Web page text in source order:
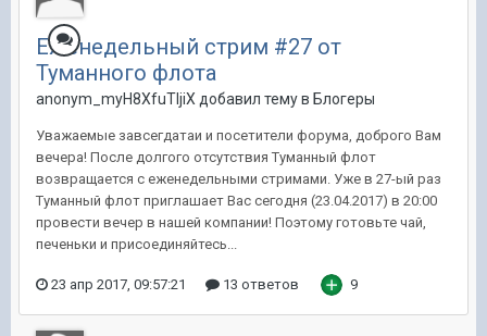
Еженедельный стрим #27 от
Туманного флота
anonym_myH8XfuTIjiX добавил тему в Блогеры
Уважаемые завсегдатаи и посетители форума, доброго Вам
вечера! После долгого отсутствия Туманный флот
возвращается с еженедельными стримами. Уже в 27-ый раз
Туманный флот приглашает Вас сегодня (23.04.2017) в 20:00
провести вечер в нашей компании! Поэтому готовьте чай,
печеньки и присоединяйтесь...
23 апр 2017, 09:57:21 13 ответов 9